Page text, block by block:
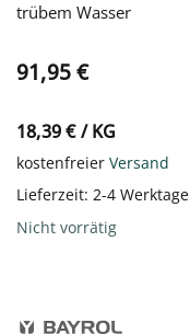
trübem Wasser
91,95€
18,39€/KG
kostenfreier Versand
Lieferzeit: 2-4 Werktage
Nicht vorrätig